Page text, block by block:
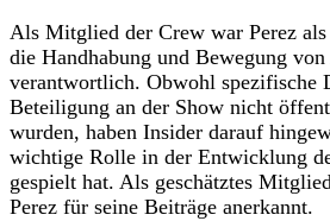
Als Mitglied der Crew war Perez
die Handhabung und Bewegung
verantwortlich. Obwohl spezifische
Beteiligung an der Show nicht
wurden, haben Insider darauf
wichtige Rolle in der Entwicklung
gespielt hat. Als geschätztes
Perez für seine Beiträge anerkannt.